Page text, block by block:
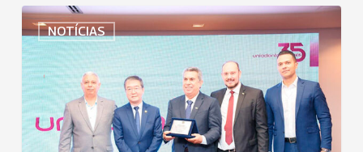
NOTÍCIAS
Presidente
da
Uniodonto
Sul
Goiano
é
homenageado